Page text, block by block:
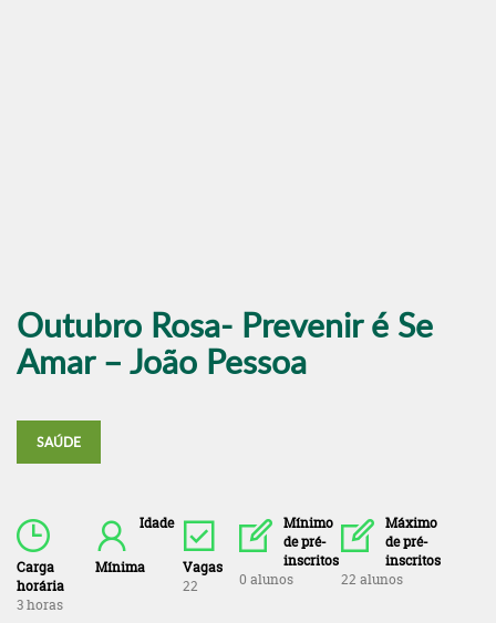
Outubro Rosa- Prevenir é Se
Amar – João Pessoa
SAÚDE
Carga
horária
3 horas
Idade
Mínima
Vagas
22
Mínimo
de pré-
inscritos
0 alunos
Máximo
de pré-
inscritos
22 alunos